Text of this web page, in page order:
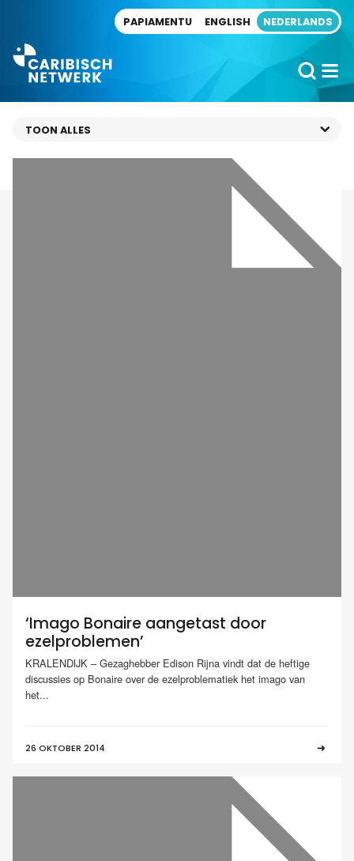
PAPIAMENTU ENGLISH NEDERLANDS
‘Imago Bonaire aangetast door
ezelproblemen’
KRALENDIJK – Gezaghebber Edison Rijna vindt dat de heftige
discussies op Bonaire over de ezelproblematiek het imago van
het...
26 OKTOBER 2014